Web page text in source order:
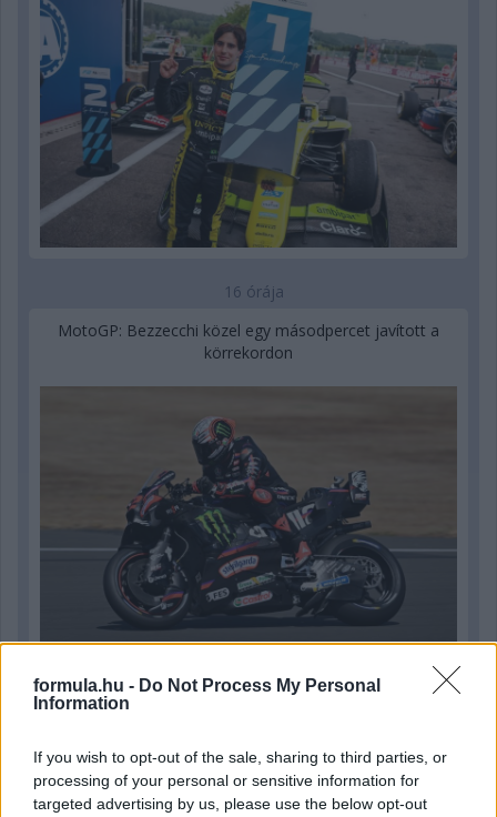
formula.hu - Do Not Process My Personal
Information
If you wish to opt-out of the sale, sharing to third parties, or
processing of your personal or sensitive information for
targeted advertising by us, please use the below opt-out
16 órája
MotoGP: Bezzecchi közel egy másodpercet javított a
körrekordon
17 órája
Bullhoz?